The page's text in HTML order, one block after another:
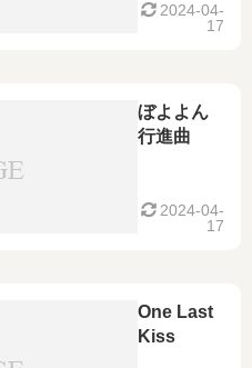
2024-04-
17
ぼよよん
行進曲
2024-04-
17
One Last
Kiss